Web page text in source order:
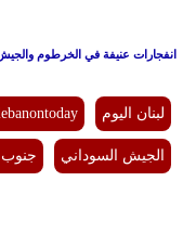
انفجارات عنيفة في الخرطوم
لبنان اليوم
الجيش السوداني جنوب